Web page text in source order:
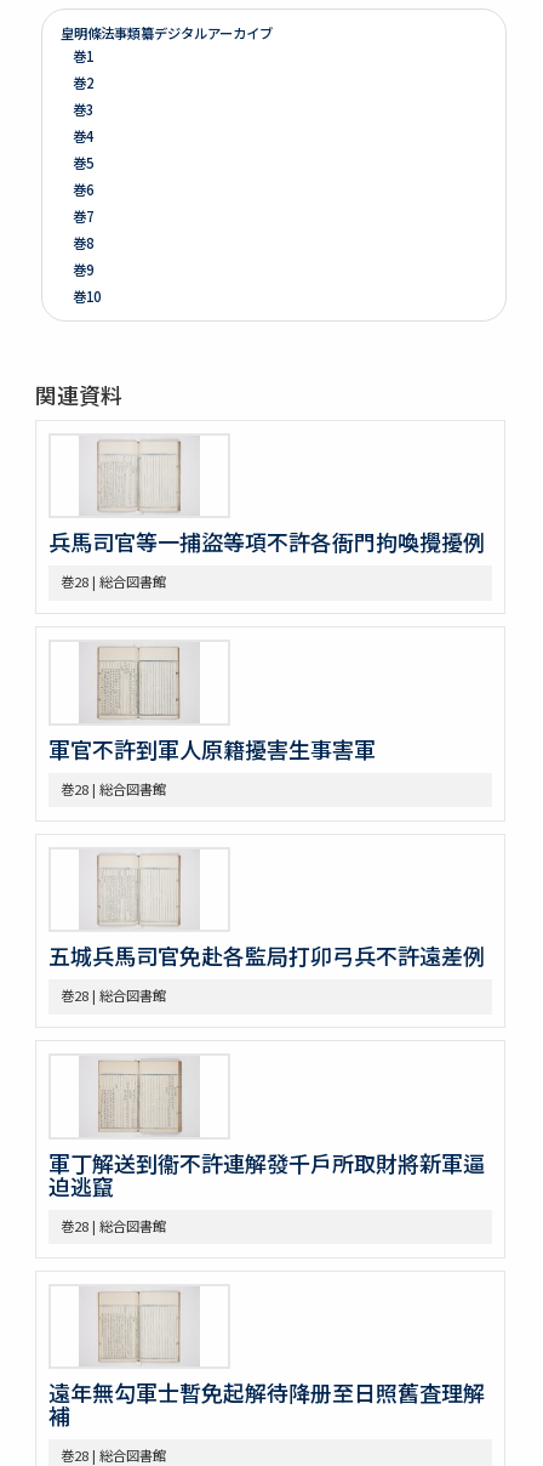
皇明條法事類纂デジタルアーカイブ
巻1
巻2
巻3
巻4
巻5
巻6
巻7
巻8
巻9
巻10
巻11
巻14
巻15
巻18
巻19
巻21
巻22
巻23
巻24
巻25
巻26
巻27
巻29
巻30
巻31
巻32
巻33
巻34
巻35
巻36
巻38
巻39
巻40
巻41
巻42
巻43
巻44
巻45
巻46
巻47
巻50
不分巻1
関連資料
兵馬司官等一捕盜等項不許各衙門拘喚攪擾例
巻28 | 総合図書館
軍官不許到軍人原籍擾害生事害軍
巻28 | 総合図書館
五城兵馬司官免赴各監局打卯弓兵不許遠差例
巻28 | 総合図書館
軍丁解送到衞不許連解發千戶所取財將新軍逼
迫逃竄
巻28 | 総合図書館
遠年無勾軍士暫免起解待降册至日照舊査理解
補
巻28 | 総合図書館